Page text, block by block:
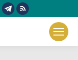
Telegram
in
RSS
in